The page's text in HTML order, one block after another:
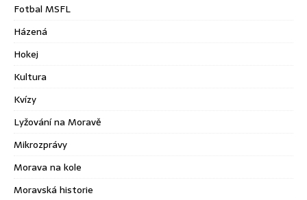
Fotbal MSFL
Házená
Hokej
Kultura
Kvízy
Lyžování na Moravě
Mikrozprávy
Morava na kole
Moravská historie